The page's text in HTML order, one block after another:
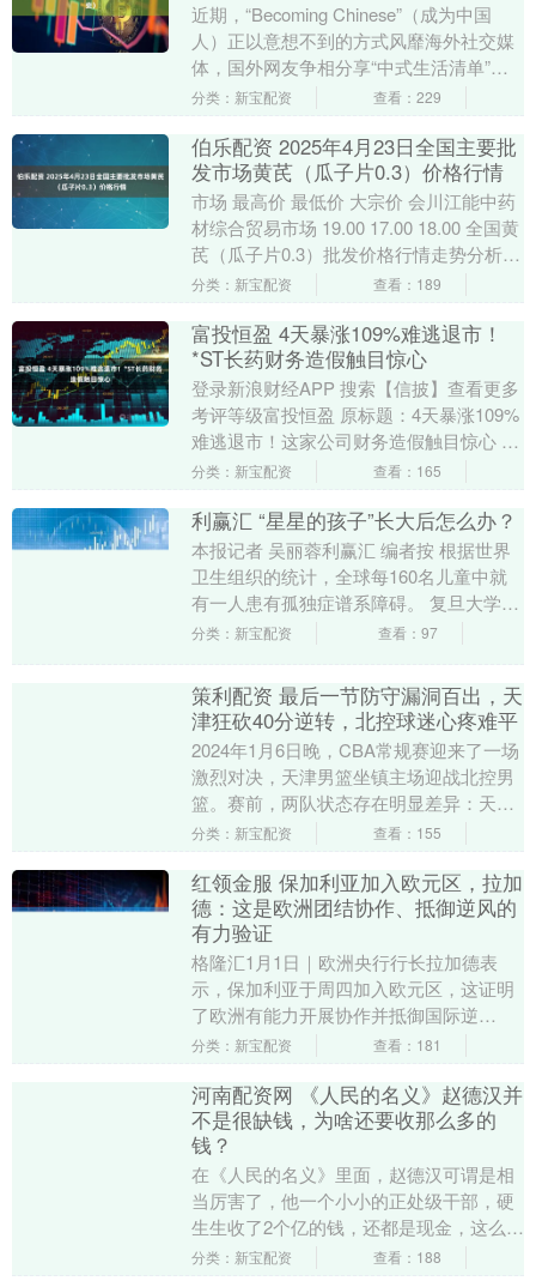
近期，“Becoming Chinese”（成为中国
人）正以意想不到的方式风靡海外社交媒
体，国外网友争相分享“中式生活清单”，
通过模仿中式日常生活习惯，来认同和....
分类：新宝配资 查看：229
伯乐配资 2025年4月23日全国主要批
发市场黄芪（瓜子片0.3）价格行情
市场 最高价 最低价 大宗价 会川江能中药
材综合贸易市场 19.00 17.00 18.00 全国黄
芪（瓜子片0.3）批发价格行情走势分析伯
乐配资 从今日全国黄....
分类：新宝配资 查看：189
富投恒盈 4天暴涨109%难逃退市！
*ST长药财务造假触目惊心
登录新浪财经APP 搜索【信披】查看更多
考评等级富投恒盈 原标题：4天暴涨109%
难逃退市！这家公司财务造假触目惊心 南
方财经全媒体投资快报记者 李山 广州报
分类：新宝配资 查看：165
利赢汇 “星星的孩子”长大后怎么办？
本报记者 吴丽蓉利赢汇 编者按 根据世界
卫生组织的统计，全球每160名儿童中就
有一人患有孤独症谱系障碍。 复旦大学附
属儿科医院选取北京、上海、广州等8个城
分类：新宝配资 查看：97
策利配资 最后一节防守漏洞百出，天
津狂砍40分逆转，北控球迷心疼难平
2024年1月6日晚，CBA常规赛迎来了一场
激烈对决，天津男篮坐镇主场迎战北控男
篮。赛前，两队状态存在明显差异：天津
队此前4连败，战绩仅为1胜9负，而北控
分类：新宝配资 查看：155
红领金服 保加利亚加入欧元区，拉加
德：这是欧洲团结协作、抵御逆风的
有力验证
格隆汇1月1日｜欧洲央行行长拉加德表
示，保加利亚于周四加入欧元区，这证明
了欧洲有能力开展协作并抵御国际逆
风。“欧元是一个强大的象征，体现了欧洲
分类：新宝配资 查看：181
河南配资网 《人民的名义》赵德汉并
不是很缺钱，为啥还要收那么多的
钱？
在《人民的名义》里面，赵德汉可谓是相
当厉害了，他一个小小的正处级干部，硬
生生收了2个亿的钱，还都是现金，这么多
钱，说不好听点，都够他生活好几辈子
分类：新宝配资 查看：188